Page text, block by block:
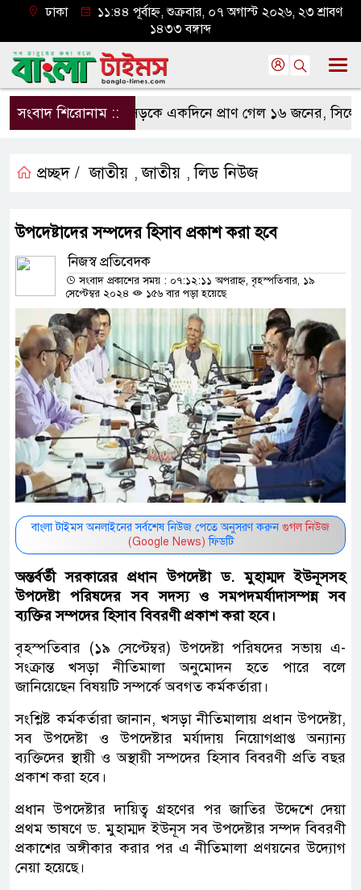
ঢাকা
১১:৪৪ পূর্বাহ্ন, শুক্রবার, ০৭ অগাস্ট ২০২৬, ২৩ শ্রাবণ
১৪৩৩ বঙ্গাব্দ
সংবাদ শিরোনাম ::সড়কে একদিনে প্রাণ গেল ১৬ জনের, সিলেটে
প্রচ্ছদ / জাতীয় ,জাতীয় ,লিড নিউজ
উপদেষ্টাদের সম্পদের হিসাব প্রকাশ করা হবে
নিজস্ব প্রতিবেদক
সংবাদ প্রকাশের সময় : ০৭:১২:১১ অপরাহ্ন, বৃহস্পতিবার, ১৯
সেপ্টেম্বর ২০২৪
১৫৬ বার পড়া হয়েছে
বাংলা টাইমস অনলাইনের সর্বশেষ নিউজ পেতে অনুসরণ করুন গুগল নিউজ
(Google News) ফিডটি
অন্তর্বর্তী সরকারের প্রধান উপদেষ্টা ড. মুহাম্মদ ইউনূসসহ
উপদেষ্টা পরিষদের সব সদস্য ও সমপদমর্যাদাসম্পন্ন সব
ব্যক্তির সম্পদের হিসাব বিবরণী প্রকাশ করা হবে।
বৃহস্পতিবার (১৯ সেপ্টেম্বর) উপদেষ্টা পরিষদের সভায় এ-
সংক্রান্ত খসড়া নীতিমালা অনুমোদন হতে পারে বলে
জানিয়েছেন বিষয়টি সম্পর্কে অবগত কর্মকর্তারা।
সংশ্লিষ্ট কর্মকর্তারা জানান, খসড়া নীতিমালায় প্রধান উপদেষ্টা,
সব উপদেষ্টা ও উপদেষ্টার মর্যাদায় নিয়োগপ্রাপ্ত অন্যান্য
ব্যক্তিদের স্থায়ী ও অস্থায়ী সম্পদের হিসাব বিবরণী প্রতি বছর
প্রকাশ করা হবে।
প্রধান উপদেষ্টার দায়িত্ব গ্রহণের পর জাতির উদ্দেশে দেয়া
প্রথম ভাষণে ড. মুহাম্মদ ইউনূস সব উপদেষ্টার সম্পদ বিবরণী
প্রকাশের অঙ্গীকার করার পর এ নীতিমালা প্রণয়নের উদ্যোগ
নেয়া হয়েছে।